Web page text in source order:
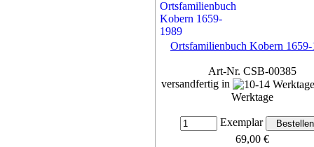
Ortsfamilienbuch Kobern 1659-
Art-Nr. CSB-00385
versandfertig in
Werktage
Exemplar
69,00 €